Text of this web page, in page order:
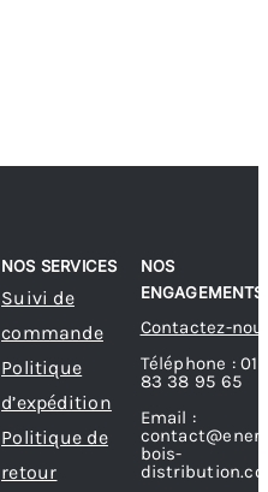
NOS SERVICES
Suivi de
commande
Politique
d’expédition
Politique de
retour
NOS
ENGAGEMENTS
Contactez-
Téléphone : 01
83 38 95 65
Email :
bois-